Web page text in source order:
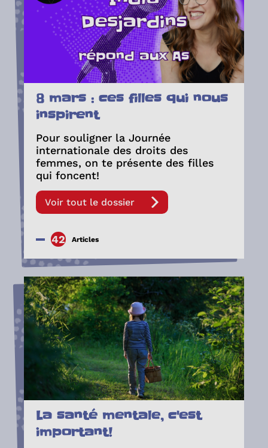
8 mars : ces filles qui nous
inspirent
Pour souligner la Journée
internationale des droits des
femmes, on te présente des filles
qui foncent!
Voir tout le dossier
42 Articles
La santé mentale, c'est
important!